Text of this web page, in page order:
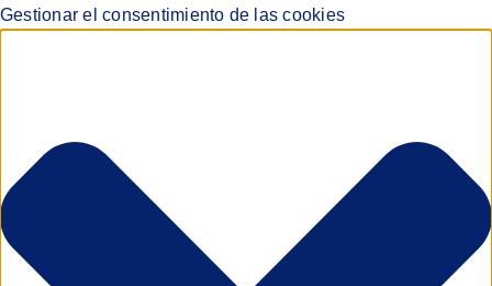
Gestionar el consentimiento de las cookies